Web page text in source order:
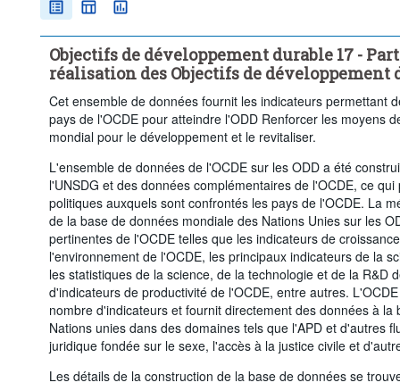
Quantile de revenue ou de richesse:
Période temporelle:
Dernière(s) 5 période(s)
Supprimer tout
Objectifs de développement durable 17 -
réalisation des Objectifs de développement
Cet ensemble de données fournit les indicateurs permettant
pays de l'OCDE pour atteindre l'ODD Renforcer les moyens
mondial pour le développement et le revitaliser.
L'ensemble de données de l'OCDE sur les ODD a été
l'UNSDG et des données complémentaires de l'OCDE, ce
politiques auxquels sont confrontés les pays de l'OCDE. La
de la base de données mondiale des Nations Unies sur les
pertinentes de l'OCDE telles que les indicateurs de
l'environnement de l'OCDE, les principaux indicateurs de la
les statistiques de la science, de la technologie et de la R&D
d'indicateurs de productivité de l'OCDE, entre autres.
nombre d'indicateurs et fournit directement des données à la
Nations unies dans des domaines tels que l'APD et d'autres
juridique fondée sur le sexe, l'accès à la justice civile et
Les détails de la construction de la base de données se